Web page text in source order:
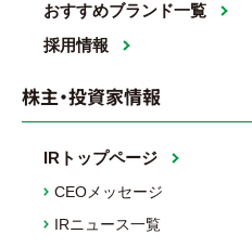
おすすめブランド一覧
採用情報
株主・投資家情報
IRトップページ
CEOメッセージ
IRニュース一覧